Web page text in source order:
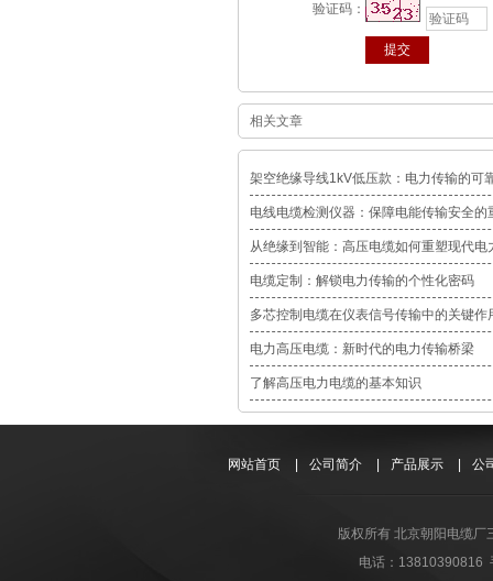
验证码：
相关文章
架空绝缘导线1kV低压款：电力传输的可
电线电缆检测仪器：保障电能传输安全的
从绝缘到智能：高压电缆如何重塑现代电
电缆定制：解锁电力传输的个性化密码
多芯控制电缆在仪表信号传输中的关键作
电力高压电缆：新时代的电力传输桥梁
了解高压电力电缆的基本知识
网站首页 | 公司简介 | 产品展示 | 公
版权所有 北京朝阳电缆
电话：13810390816